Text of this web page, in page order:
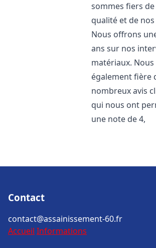
sommes fiers
qualité et de
Nous offrons
ans sur nos
matériaux.
également fière
nombreux avis
qui nous ont
une note de 4,
Contact
contact@assainissement-60.fr
Accueil Informations